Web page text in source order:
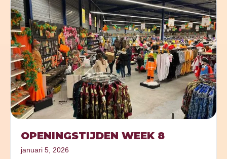
OPENINGSTIJDEN WEEK 8
januari 5, 2026